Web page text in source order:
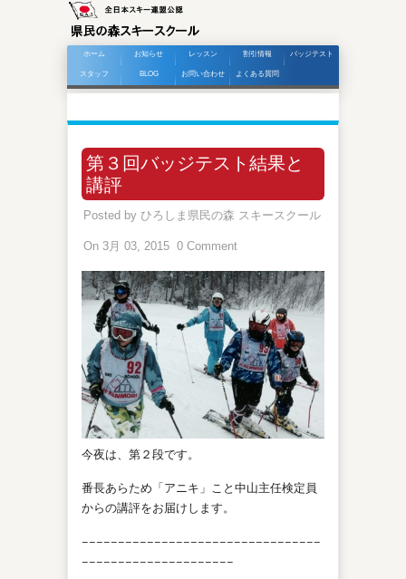
ホーム お知らせ レッスン 割引情報 バッジテスト
スタッフ BLOG お問い合わせ よくある質問
第３回バッジテスト結果と
講評
Posted by ひろしま県民の森 スキースクール
On 3月 03, 2015 0 Comment
今夜は、第２段です。
番長あらため「アニキ」こと中山主任検定員
からの講評をお届けします。
−−−−−−−−−−−−−−−−−−−−−−−−−−−−−−−−−
−−−−−−−−−−−−−−−−−−−−−